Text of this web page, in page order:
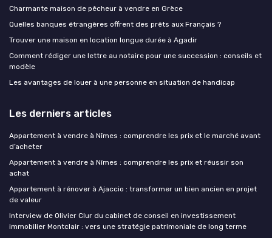
Charmante maison de pêcheur à vendre en Grèce
Quelles banques étrangères offrent des prêts aux Français ?
Trouver une maison en location longue durée à Agadir
Comment rédiger une lettre au notaire pour une succession : conseils et
modèle
Les avantages de louer à une personne en situation de handicap
Les derniers articles
Appartement à vendre à Nîmes : comprendre les prix et le marché avant
d’acheter
Appartement à vendre à Nîmes : comprendre les prix et réussir son
achat
Appartement à rénover à Ajaccio : transformer un bien ancien en projet
de valeur
Interview de Olivier Clur du cabinet de conseil en investissement
immobilier Montclair : vers une stratégie patrimoniale de long terme